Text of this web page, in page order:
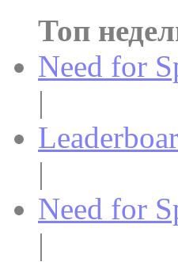
Топ
Need for
|
|
Need for
|